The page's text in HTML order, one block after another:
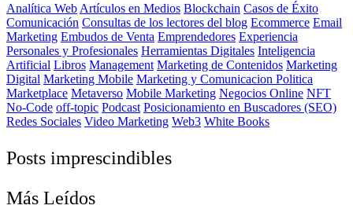
Analítica Web Artículos en Medios Blockchain Casos de Éxito
Comunicación Consultas de los lectores del blog Ecommerce Email
Marketing Embudos de Venta Emprendedores Experiencia
Personales y Profesionales Herramientas Digitales Inteligencia
Artificial Libros Management Marketing de Contenidos Marketing
Digital Marketing Mobile Marketing y Comunicacion Politica
Marketplace Metaverso Mobile Marketing Negocios Online NFT
No-Code off-topic Podcast Posicionamiento en Buscadores (SEO)
Redes Sociales Video Marketing Web3 White Books
Posts imprescindibles
Más Leídos